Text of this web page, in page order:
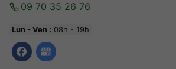
09 70 35 26 76
Lun - Ven : 08h - 19h